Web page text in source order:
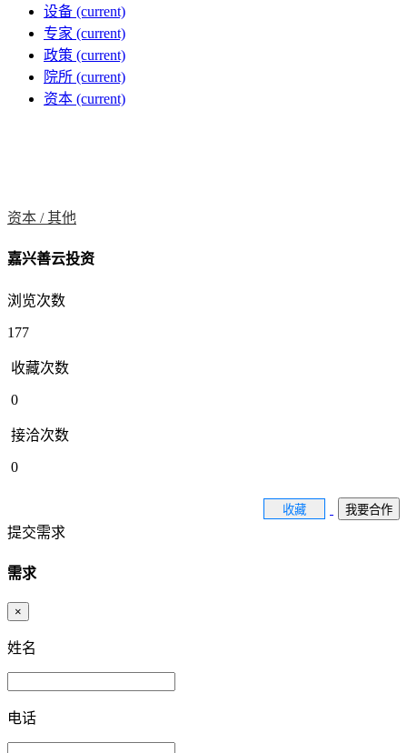
设备 (current)
专家 (current)
政策 (current)
院所 (current)
资本 (current)
资本 /其他
嘉兴善云投资
浏览次数
177
收藏次数
0
接洽次数
0
收藏 我要合作
提交需求
需求
×
姓名
电话